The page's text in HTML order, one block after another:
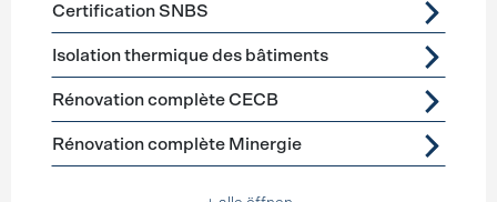
Certification SNBS
Isolation thermique des bâtiments
Rénovation complète CECB
Rénovation complète Minergie